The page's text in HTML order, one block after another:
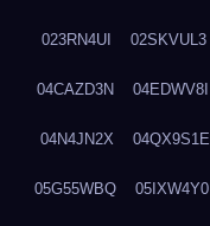
023RN4UI 02SKVUL3
04CAZD3N 04EDWV8I
04N4JN2X 04QX9S1E
05G55WBQ 05IXW4Y0